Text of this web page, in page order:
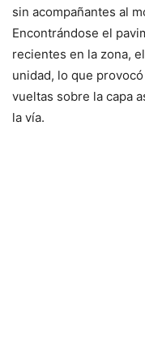
sin acompañantes al
Encontrándose el
recientes en la zona,
unidad, lo que
vueltas sobre la capa
la vía.